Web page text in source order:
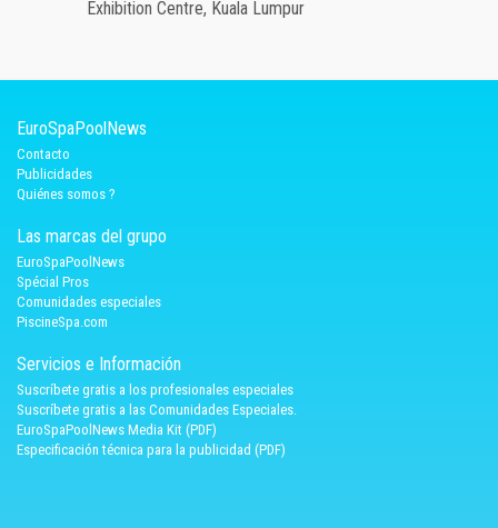
Exhibition Centre, Kuala Lumpur
EuroSpaPoolNews
Contacto
Publicidades
Quiénes somos ?
Las marcas del grupo
EuroSpaPoolNews
Spécial Pros
Comunidades especiales
PiscineSpa.com
Servicios e Información
Suscríbete gratis a los profesionales especiales
Suscríbete gratis a las Comunidades Especiales.
EuroSpaPoolNews Media Kit (PDF)
Especificación técnica para la publicidad (PDF)